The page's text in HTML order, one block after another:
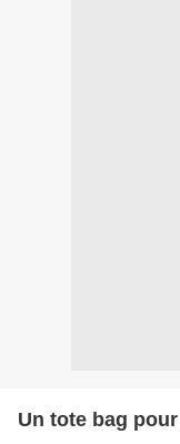
Un tote bag